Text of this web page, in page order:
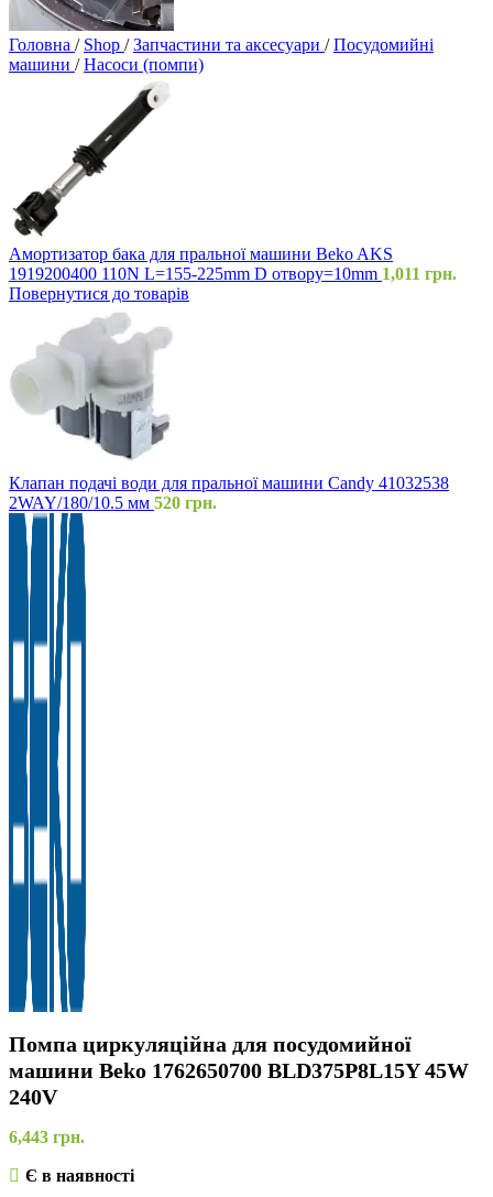
Головна / Shop / Запчастини та аксесуари / Посудомийні
машини / Насоси (помпи)
Амортизатор бака для пральної машини Beko AKS
1919200400 110N L=155-225mm D отвору=10mm 1,011 грн.
Повернутися до товарів
Клапан подачі води для пральної машини Candy 41032538
2WAY/180/10.5 мм 520 грн.
Помпа циркуляційна для посудомийної
машини Beko 1762650700 BLD375P8L15Y 45W
240V
6,443 грн.
Є в наявності